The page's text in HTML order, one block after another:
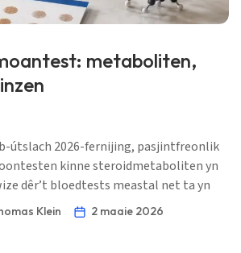
metaboliten,
útslach 2026-fernijing, pasjintfreonlik
kinne steroidmetaboliten yn
dêr’t bloedtests meastal net ta yn
net it juste ark foar elke
🩺 Medysk hifke: 2 maaie 2026 ✅
Klein
2 maaie 2026